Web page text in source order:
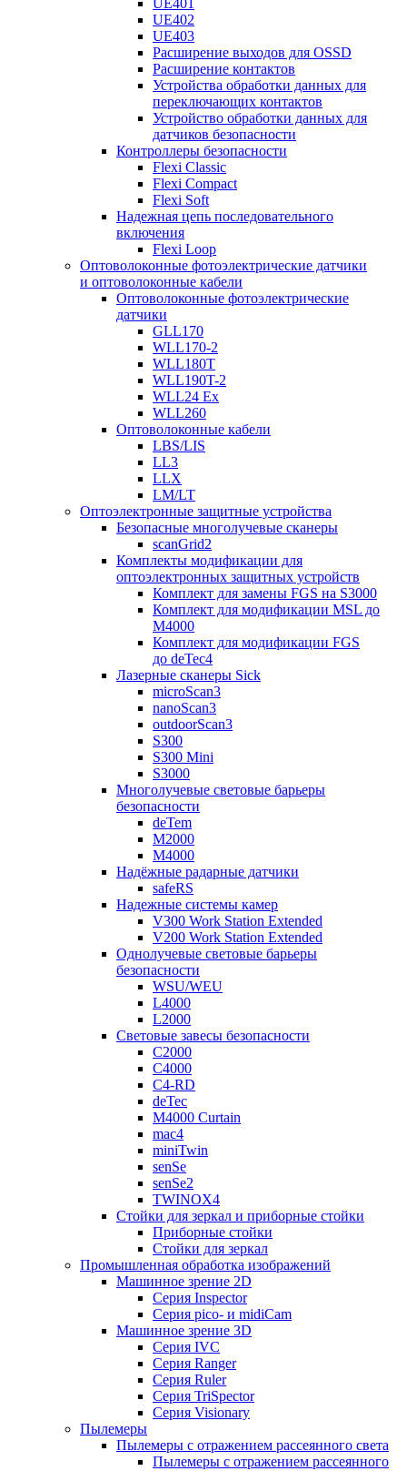
UE401
UE402
UE403
Расширение выходов для OSSD
Расширение контактов
Устройства обработки данных для
переключающих контактов
Устройство обработки данных для
датчиков безопасности
Контроллеры безопасности
Flexi Classic
Flexi Compact
Flexi Soft
Надежная цепь последовательного
включения
Flexi Loop
Оптоволоконные фотоэлектрические датчики
и оптоволоконные кабели
Оптоволоконные фотоэлектрические
датчики
GLL170
WLL170-2
WLL180T
WLL190T-2
WLL24 Ex
WLL260
Оптоволоконные кабели
LBS/LIS
LL3
LLX
LM/LT
Оптоэлектронные защитные устройства
Безопасные многолучевые сканеры
scanGrid2
Комплекты модификации для
оптоэлектронных защитных устройств
Комплект для замены FGS на S3000
Комплект для модификации MSL до
M4000
Комплект для модификации FGS
до deTec4
Лазерные сканеры Sick
microScan3
nanoScan3
outdoorScan3
S300
S300 Mini
S3000
Многолучевые световые барьеры
безопасности
deTem
M2000
M4000
Надёжные радарные датчики
safeRS
Надежные системы камер
V300 Work Station Extended
V200 Work Station Extended
Однолучевые световые барьеры
безопасности
WSU/WEU
L4000
L2000
Световые завесы безопасности
C2000
C4000
C4-RD
deTec
M4000 Curtain
mac4
miniTwin
senSe
senSe2
TWINOX4
Стойки для зеркал и приборные стойки
Приборные стойки
Стойки для зеркал
Промышленная обработка изображений
Машинное зрение 2D
Серия Inspector
Серия pico- и midiCam
Машинное зрение 3D
Серия IVC
Серия Ranger
Серия Ruler
Серия TriSpector
Серия Visionary
Пылемеры
Пылемеры с отражением рассеянного света
Пылемеры с отражением рассеянного